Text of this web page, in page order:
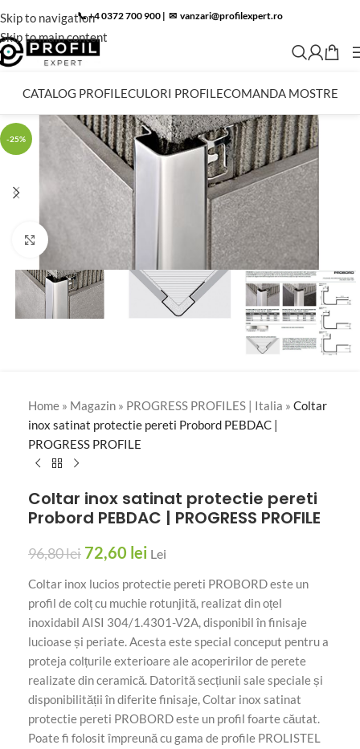
Skip to navigation
Skip to main content
📞 +4 0372 700 900 | ✉︎ vanzari@profilexpert.ro
CATALOG PROFILECULORI PROFILECOMANDA MOSTRE
-25%
Click to enlarge
Home » Magazin » PROGRESS PROFILES | Italia » Coltar
inox satinat protectie pereti Probord PEBDAC |
PROGRESS PROFILE
Coltar inox satinat protectie pereti
Probord PEBDAC | PROGRESS PROFILE
96,80lei 72,60 lei Lei
Coltar inox lucios protectie pereti PROBORD este un
profil de colț cu muchie rotunjită, realizat din oțel
inoxidabil AISI 304/1.4301-V2A, disponibil în finisaje
lucioase și periate. Acesta este special conceput pentru a
proteja colțurile exterioare ale acoperirilor de perete
realizate din ceramică. Datorită secțiunii sale speciale și
disponibilității în diferite finisaje, Coltar inox satinat
protectie pereti PROBORD este un profil foarte căutat.
Poate fi folosit împreună cu gama de profile PROLISTEL